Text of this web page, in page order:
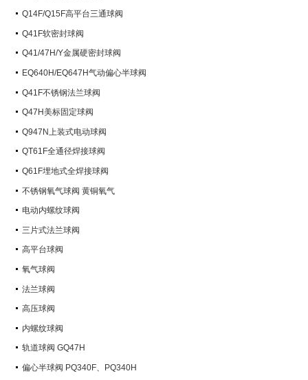
Q14F/Q15F高平台三通球阀
Q41F软密封球阀
Q41/47H/Y金属硬密封球阀
EQ640H/EQ647H气动偏心半球阀
Q41F不锈钢法兰球阀
Q47H美标固定球阀
Q947N上装式电动球阀
QT61F全通径焊接球阀
Q61F埋地式全焊接球阀
不锈钢氧气球阀 黄铜氧气
电动内螺纹球阀
三片式法兰球阀
高平台球阀
氧气球阀
法兰球阀
高压球阀
内螺纹球阀
轨道球阀 GQ47H
偏心半球阀 PQ340F、PQ340H